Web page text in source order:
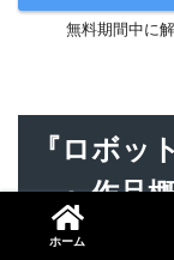
無料期間中に
『ロボッ
～』作品
ホーム